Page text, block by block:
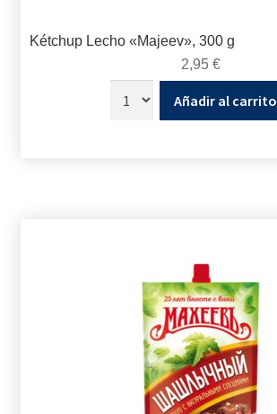
Kétchup Lecho «Majeev», 300 g
2,95 €
Añadir al carrito